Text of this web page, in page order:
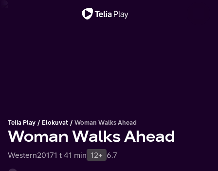
Telia Play Elokuvat Woman Walks Ahead
Woman Walks Ahead
Western20171 t 41 min 12+ 6.7